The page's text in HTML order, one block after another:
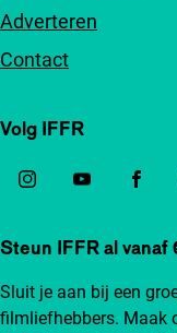
Adverteren
Contact
Volg IFFR
Steun IFFR al vanaf
Sluit je aan bij een
filmliefhebbers. Maak